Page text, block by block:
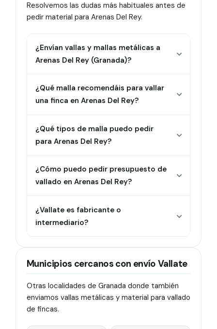
Resolvemos las dudas más habituales antes de
pedir material para Arenas Del Rey.
¿Envían vallas y mallas metálicas a
Arenas Del Rey (Granada)?
¿Qué malla recomendáis para vallar
una finca en Arenas Del Rey?
¿Qué tipos de malla puedo pedir
para Arenas Del Rey?
¿Cómo puedo pedir presupuesto de
vallado en Arenas Del Rey?
¿Vallate es fabricante o
intermediario?
Municipios cercanos con envío Vallate
Otras localidades de Granada donde también
enviamos vallas metálicas y material para vallado
de fincas.